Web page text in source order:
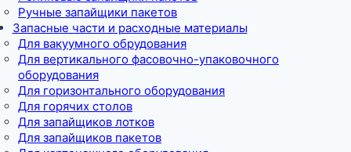
Ручные запайщики пакетов
Запасные части и расходные материалы
Для вакуумного обрудования
Для вертикального фасовочно-упаковочного
оборудования
Для горизонтального оборудования
Для горячих столов
Для запайщиков лотков
Для запайщиков пакетов